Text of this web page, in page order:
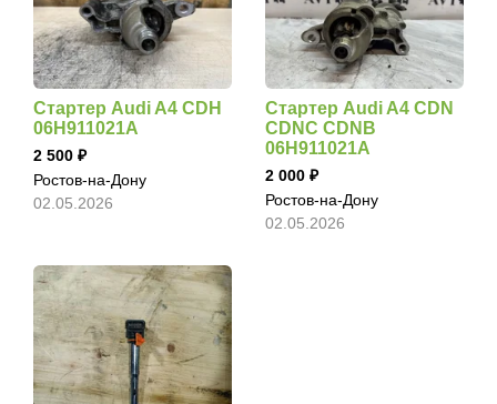
Стартер Audi A4 CDH
06H911021A
2 500
Ростов-на-Дону
02.05.2026
Стартер Audi A4 CDN
CDNC CDNB
06H911021A
2 000
Ростов-на-Дону
02.05.2026